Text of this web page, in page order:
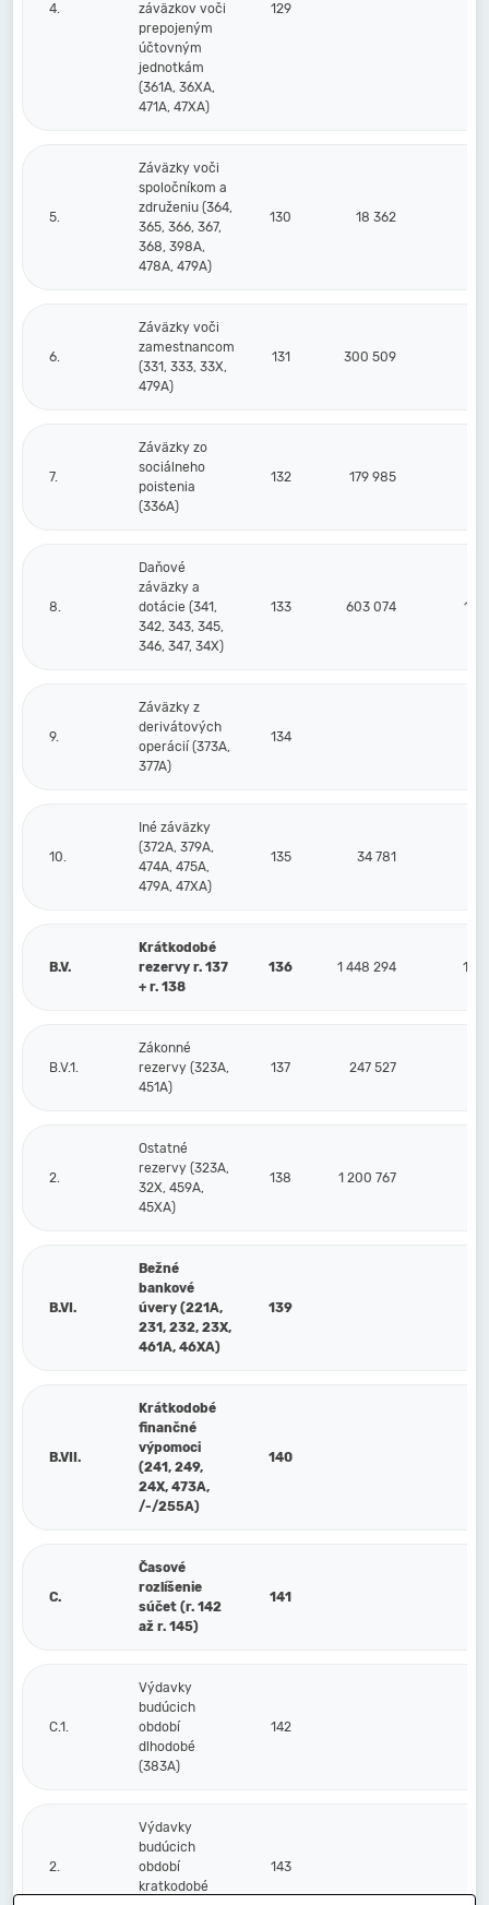
4.
záväzkov voči
prepojeným
účtovným
jednotkám
(361A, 36XA,
471A, 47XA)
129
5.
Záväzky voči
spoločníkom a
združeniu (364,
365, 366, 367,
368, 398A,
478A, 479A)
130 18 362
6.
Záväzky voči
zamestnancom
(331, 333, 33X,
479A)
131 300 509
7.
Záväzky zo
sociálneho
poistenia
(336A)
132 179 985
8.
Daňové
záväzky a
dotácie (341,
342, 343, 345,
346, 347, 34X)
133 603 074 1
9.
Záväzky z
derivátových
operácií (373A,
377A)
134
10.
Iné záväzky
(372A, 379A,
474A, 475A,
479A, 47XA)
135 34 781
B.V.
Krátkodobé
rezervy r. 137
+ r. 138
136 1 448 294 1
B.V.1.
Zákonné
rezervy (323A,
451A)
137 247 527
2.
Ostatné
rezervy (323A,
32X, 459A,
45XA)
138 1 200 767
B.VI.
Bežné
bankové
úvery (221A,
231, 232, 23X,
461A, 46XA)
139
B.VII.
Krátkodobé
finančné
výpomoci
(241, 249,
24X, 473A,
/-/255A)
140
C.
Časové
rozlíšenie
súčet (r. 142
až r. 145)
141
C.1.
Výdavky
budúcich
období
dlhodobé
(383A)
142
2.
Výdavky
budúcich
období
kratkodobé
143